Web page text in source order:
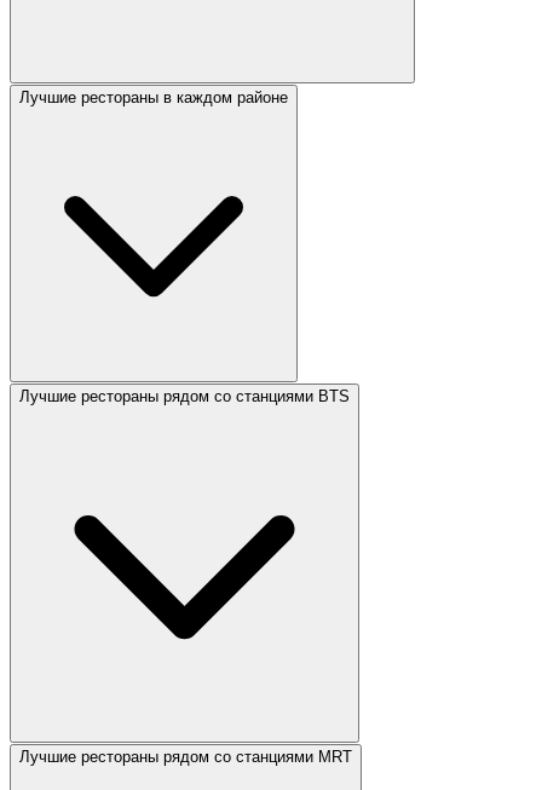
Лучшие рестораны в каждом районе
Лучшие рестораны рядом со станциями BTS
Лучшие рестораны рядом со станциями MRT